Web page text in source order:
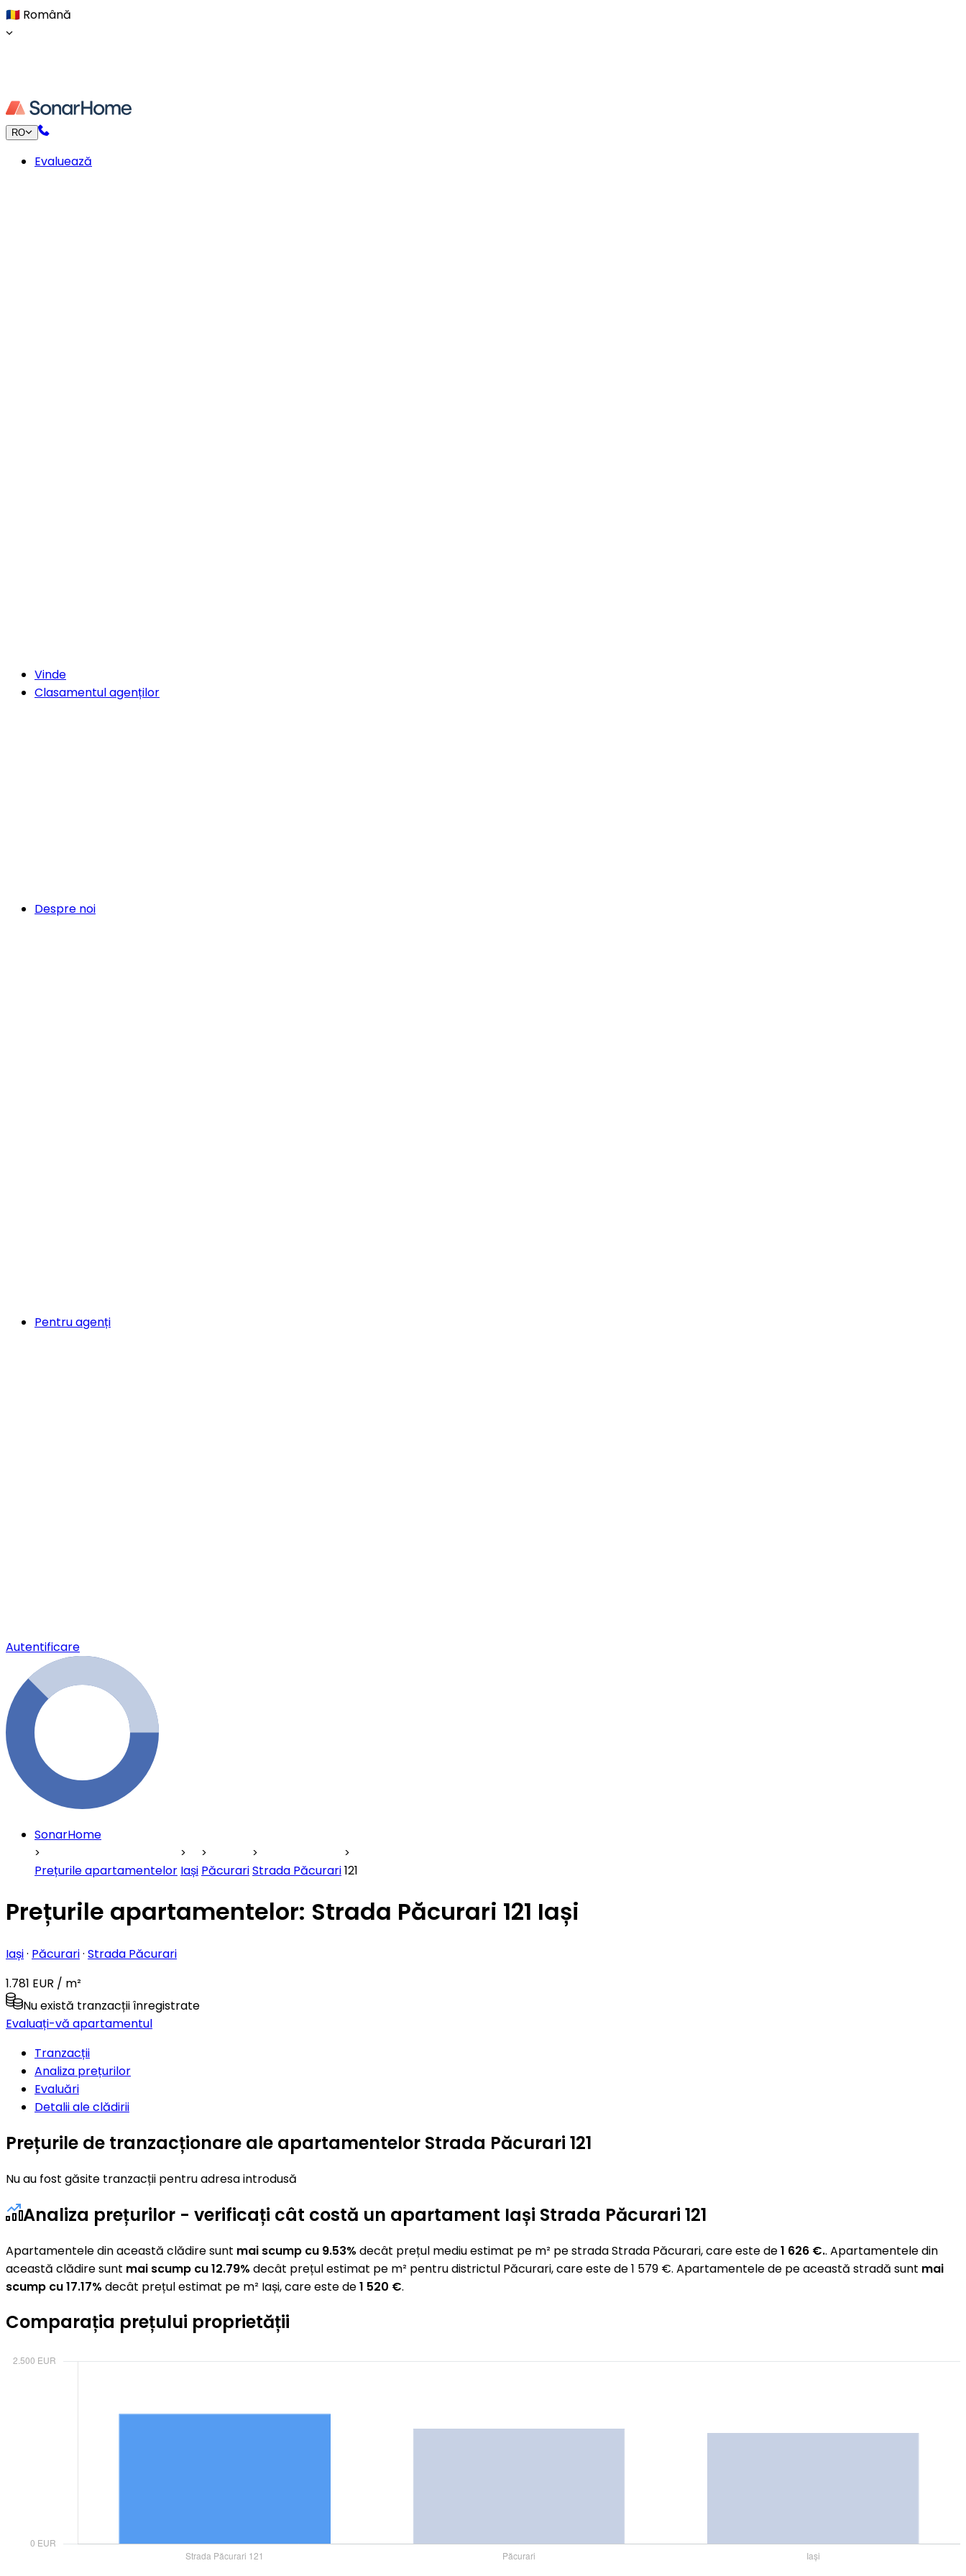
🇷🇴 Română
RO
Evaluează
Vinde
Clasamentul agenților
Despre noi
Pentru agenți
Autentificare
SonarHome
Prețurile apartamentelor Iași PăcurariStrada Păcurari121
Prețurile apartamentelor: Strada Păcurari 121 Iași
Iași· Păcurari· Strada Păcurari
1.781 EUR / m²
Nu există tranzacții înregistrate
Evaluați-vă apartamentul
Tranzacții
Analiza prețurilor
Evaluări
Detalii ale clădirii
Prețurile de tranzacționare ale apartamentelor Strada Păcurari 121
Nu au fost găsite tranzacții pentru adresa introdusă
Analiza prețurilor - verificați cât costă un apartament Iași Strada Păcurari 121
Apartamentele din această clădire sunt mai scump cu 9.53% decât prețul mediu estimat pe m² pe strada Strada Păcurari, care este de1 626 €.. Apartamentele din
această clădire sunt mai scump cu 12.79% decât prețul estimat pe m² pentru districtul Păcurari, care este de 1 579 €. Apartamentele de pe această stradă sunt mai
scump cu 17.17% decât prețul estimat pe m² Iași, care este de1 520 €.
Comparația prețului proprietății